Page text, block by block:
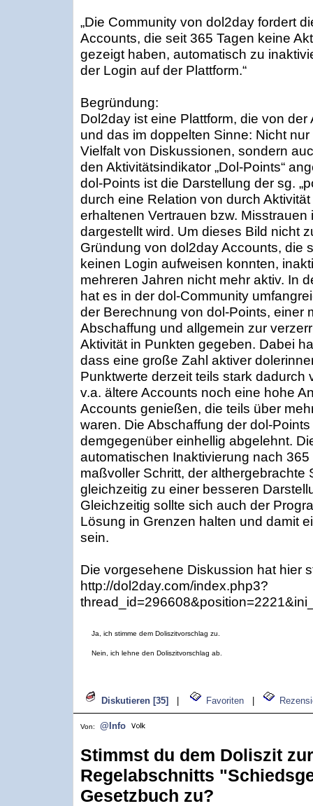
„Die Community von dol2day fordert
Accounts, die seit 365 Tagen keine
gezeigt haben, automatisch zu
der Login auf der Plattform.“
Begründung:
Dol2day ist eine Plattform, die von der
und das im doppelten Sinne: Nicht
Vielfalt von Diskussionen, sondern
den Aktivitätsindikator „Dol-Points“
dol-Points ist die Darstellung der sg.
durch eine Relation von durch
erhaltenen Vertrauen bzw.
dargestellt wird. Um dieses Bild nicht
Gründung von dol2day Accounts, die
keinen Login aufweisen konnten,
mehreren Jahren nicht mehr aktiv. In
hat es in der dol-Community
der Berechnung von dol-Points, einer
Abschaffung und allgemein zur
Aktivität in Punkten gegeben. Dabei
dass eine große Zahl aktiver
Punktwerte derzeit teils stark dadurch
v.a. ältere Accounts noch eine hohe
Accounts genießen, die teils über
waren. Die Abschaffung der dol-
demgegenüber einhellig abgelehnt.
automatischen Inaktivierung nach
maßvoller Schritt, der althergebrachte
gleichzeitig zu einer besseren
Gleichzeitig sollte sich auch der
Lösung in Grenzen halten und damit
sein.
Die vorgesehene Diskussion hat hier
http://dol2day.com/index.php3?
Ja, ich stimme dem Doliszitvorschlag zu.
Nein, ich lehne den Doliszitvorschlag ab.
Diskutieren [35] Favoriten
Von: @Info
Stimmst du dem Doliszit
Regelabschnitts
Gesetzbuch zu?